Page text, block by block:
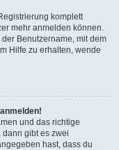
komplett
mehr anmelden können.
Benutzername, mit dem
Hilfe zu erhalten, wende
und das richtige
dann gibt es zwei
hast, dass du